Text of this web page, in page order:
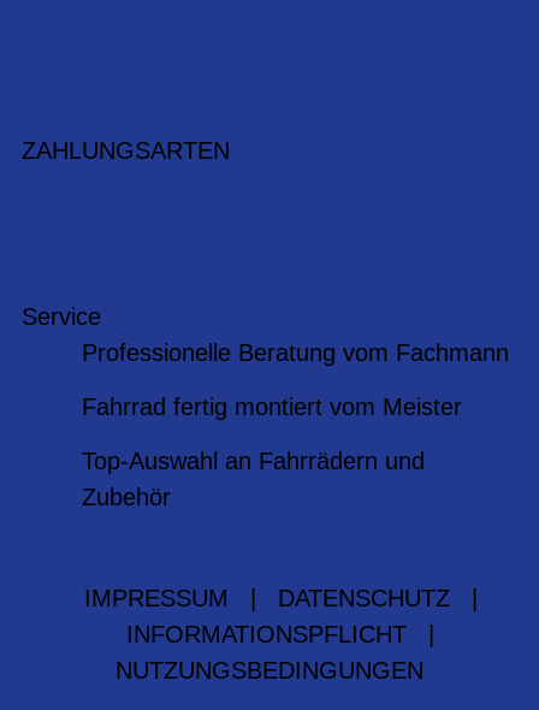
ZAHLUNGSARTEN
Service
Professionelle Beratung vom Fachmann
Fahrrad fertig montiert vom Meister
Top-Auswahl an Fahrrädern und
Zubehör
IMPRESSUM DATENSCHUTZ
INFORMATIONSPFLICHT
NUTZUNGSBEDINGUNGEN